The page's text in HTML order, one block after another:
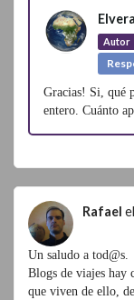
Autor
Gracias! Si, qué
entero. Cuánto
Rafael el
Un saludo a tod@s.
Blogs de viajes hay
que viven de ello,